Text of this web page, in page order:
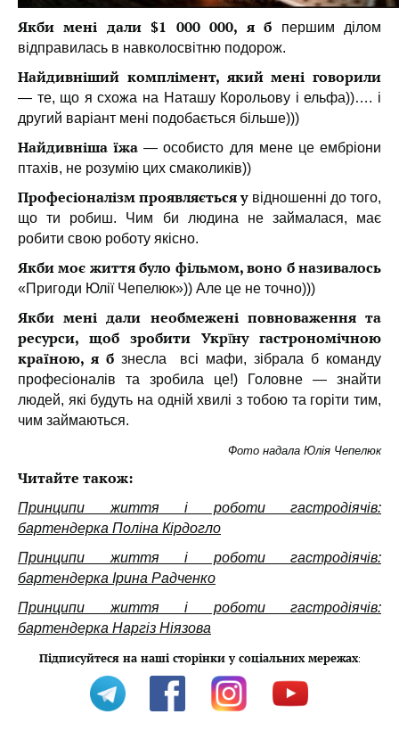
Якби мені дали $1 000 000, я б першим ділом
відправилась в навколосвітню подорож.
Найдивніший комплімент, який мені говорили
— те, що я схожа на Наташу Корольову і ельфа))…. і
другий варіант мені подобається більше)))
Найдивніша їжа — особисто для мене це ембріони
птахів, не розумію цих смаколиків))
Професіоналізм проявляється увідношенні до того,
що ти робиш. Чим би людина не займалася, має
робити свою роботу якісно.
Якби моє життя було фільмом, воно б називалось
«Пригоди Юлії Чепелюк»)) Але це не точно)))
Якби мені дали необмежені повноваження та
ресурси, щоб зробити Укрї̈ну гастрономічною
країною, я бзнесла всі мафи, зібрала б команду
професіоналів та зробила це!) Головне — знайти
людей, які будуть на одній хвилі з тобою та горіти тим,
чим займаються.
Фото надала Юлія Чепелюк
Читайте також:
Принципи життя і роботи гастродіячів:
бартендерка Поліна Кірдогло
Принципи життя і роботи гастродіячів:
бартендерка Ірина Радченко
Принципи життя і роботи гастродіячів:
бартендерка Наргіз Ніязова
Підписуйтеся на наші сторінки у соціальних мережах: